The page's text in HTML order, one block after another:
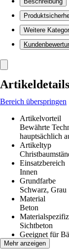
Weitere
Artikeldetails
Bereich überspringen
Artikelvorteil
Bewährte
hauptsächlich
Artikeltyp
Einsatzbereich
Innen
Grundfarbe
Schwarz, Grau
Material
Beton
Sichtbeton
Geeignet für
2,5 m
Mehr anzeigen